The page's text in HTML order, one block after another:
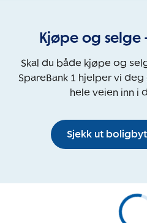
Kjøpe og selge
Skal du både kjøpe og
SpareBank 1 hjelper vi
hele veien inn i
Sjekk ut